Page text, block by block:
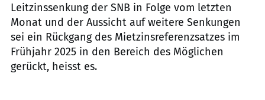
Leitzinssenkung der SNB in Folge vom letzten
Monat und der Aussicht auf weitere Senkungen
sei ein Rückgang des Mietzinsreferenzsatzes im
Frühjahr 2025 in den Bereich des Möglichen
gerückt, heisst es.